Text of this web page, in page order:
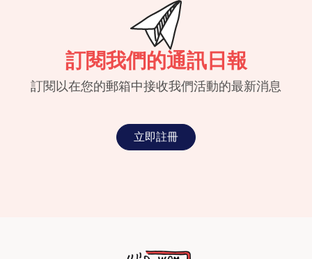
訂閱我們的通訊日報
訂閱以在您的郵箱中接收我們活動的最新消息
立即註冊